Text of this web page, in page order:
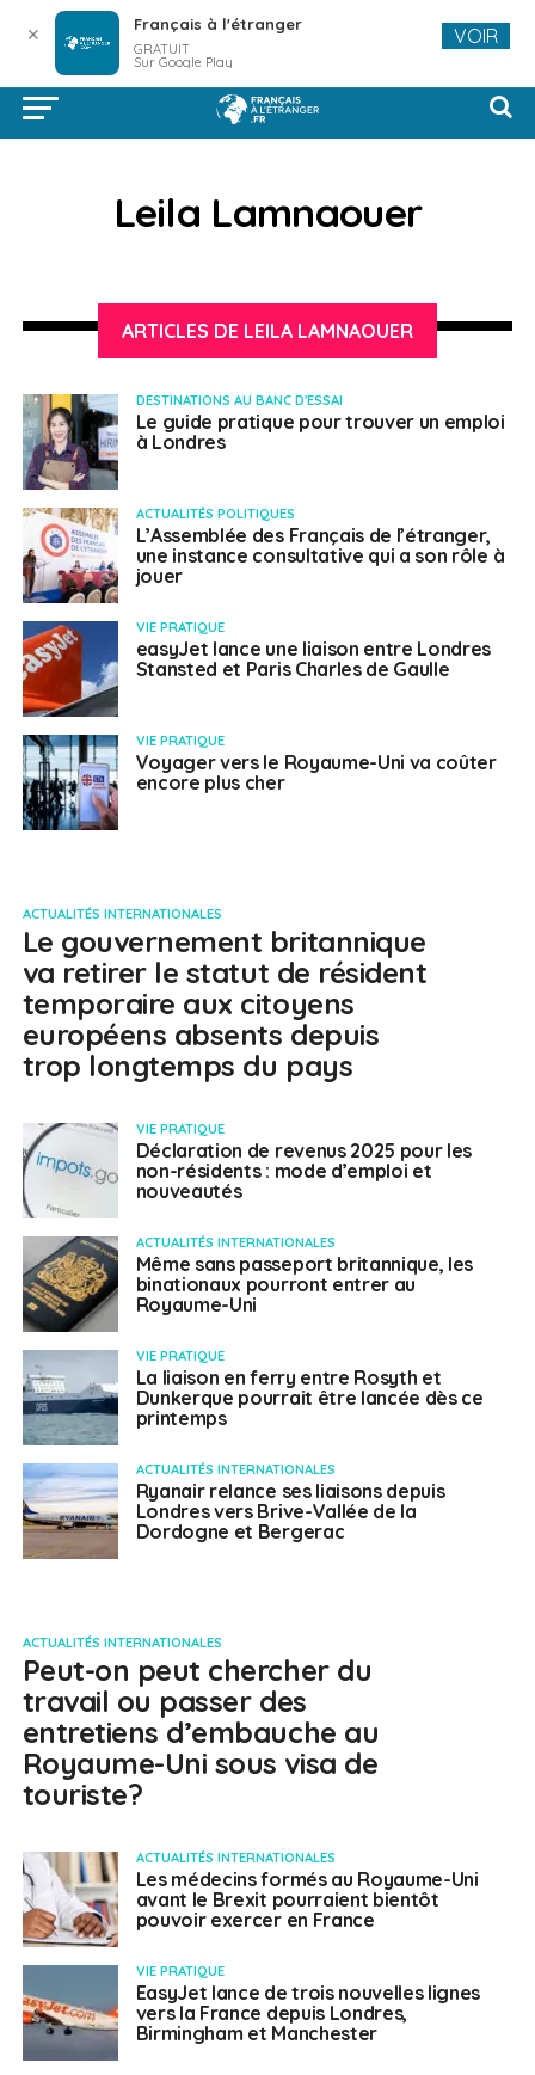
Leila Lamnaouer
ARTICLES DE LEILA LAMNAOUER
DESTINATIONS AU BANC D'ESSAI
Le guide pratique pour trouver un emploi
à Londres
ACTUALITÉS POLITIQUES
L’Assemblée des Français de l’étranger,
une instance consultative qui a son rôle à
jouer
VIE PRATIQUE
easyJet lance une liaison entre Londres
Stansted et Paris Charles de Gaulle
VIE PRATIQUE
Voyager vers le Royaume-Uni va coûter
encore plus cher
ACTUALITÉS INTERNATIONALES
Le gouvernement britannique
va retirer le statut de résident
temporaire aux citoyens
européens absents depuis
trop longtemps du pays
VIE PRATIQUE
Déclaration de revenus 2025 pour les
non-résidents : mode d’emploi et
nouveautés
ACTUALITÉS INTERNATIONALES
Même sans passeport britannique, les
binationaux pourront entrer au
Royaume-Uni
VIE PRATIQUE
La liaison en ferry entre Rosyth et
Dunkerque pourrait être lancée dès ce
printemps
ACTUALITÉS INTERNATIONALES
Ryanair relance ses liaisons depuis
Londres vers Brive-Vallée de la
Dordogne et Bergerac
ACTUALITÉS INTERNATIONALES
Peut-on peut chercher du
travail ou passer des
entretiens d’embauche au
Royaume-Uni sous visa de
touriste?
ACTUALITÉS INTERNATIONALES
Les médecins formés au Royaume-Uni
avant le Brexit pourraient bientôt
pouvoir exercer en France
VIE PRATIQUE
EasyJet lance de trois nouvelles lignes
vers la France depuis Londres,
Birmingham et Manchester
✕ Français à l'étranger
GRATUIT
Sur Google Play
VOIR